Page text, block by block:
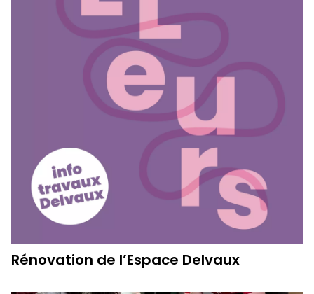
Rénovation de l’Espace Delvaux